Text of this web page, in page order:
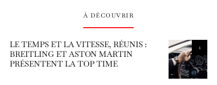
À DÉCOUVRIR
1
LE TEMPS ET LA VITESSE, RÉUNIS :
BREITLING ET ASTON MARTIN
PRÉSENTENT LA TOP TIME